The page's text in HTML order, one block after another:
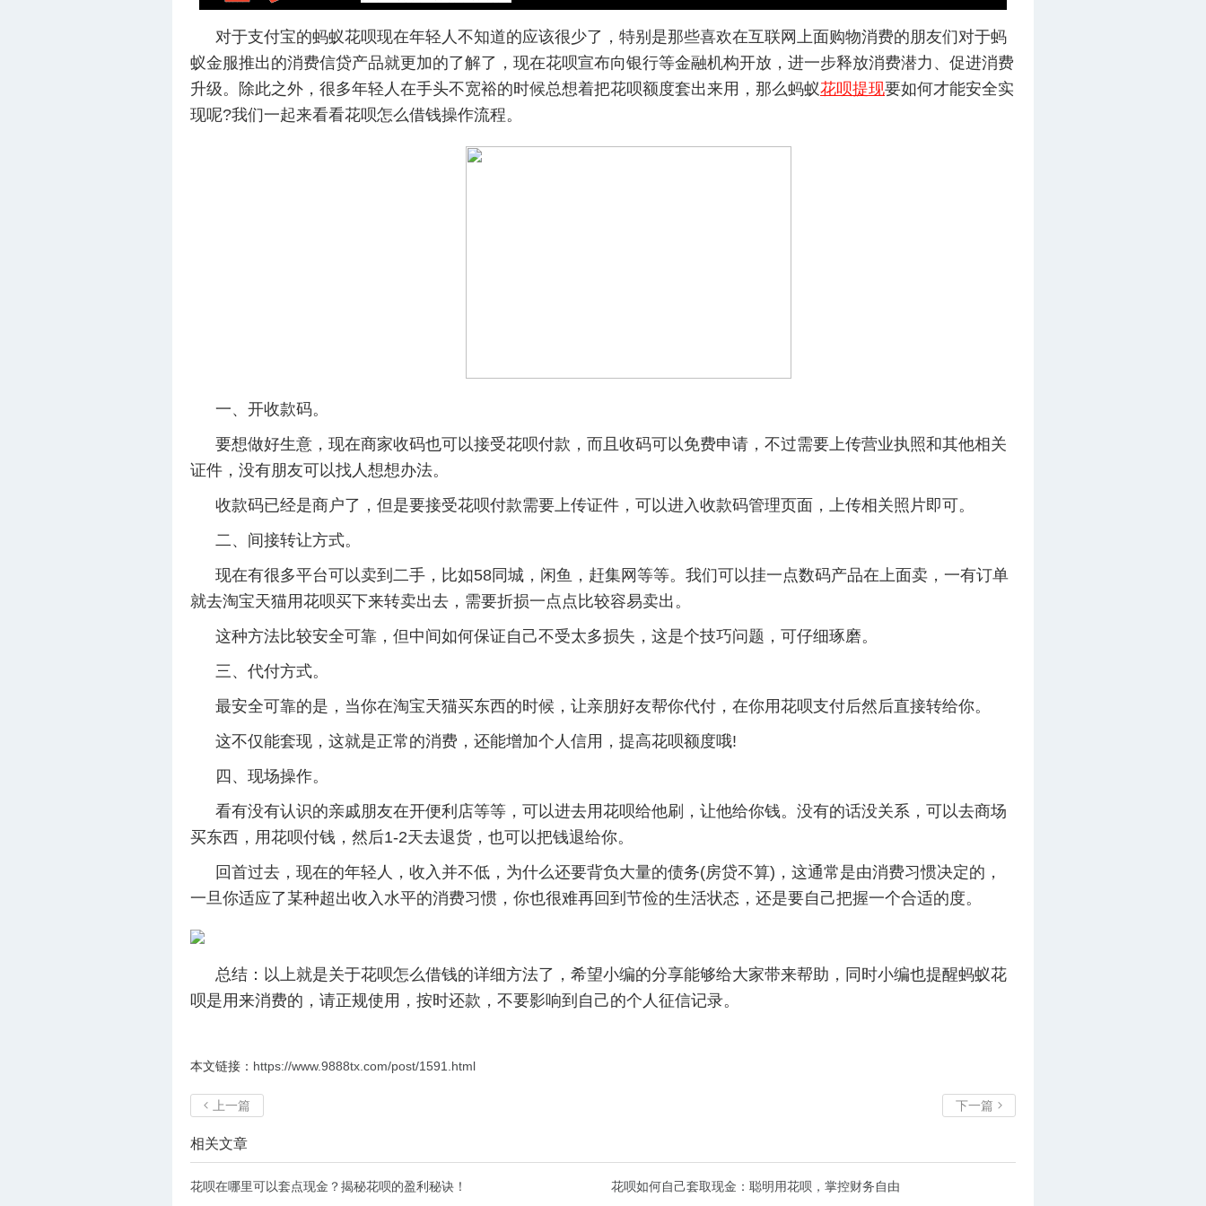
对于支付宝的蚂蚁花呗现在年轻人不知道的应该很少了，特别是那些喜欢在互联网上面购物消费的朋友们对于蚂
蚁金服推出的消费信贷产品就更加的了解了，现在花呗宣布向银行等金融机构开放，进一步释放消费潜力、促进消费
升级。除此之外，很多年轻人在手头不宽裕的时候总想着把花呗额度套出来用，那么蚂蚁花呗提现要如何才能安全实
现呢?我们一起来看看花呗怎么借钱操作流程。
一、开收款码。
要想做好生意，现在商家收码也可以接受花呗付款，而且收码可以免费申请，不过需要上传营业执照和其他相关
证件，没有朋友可以找人想想办法。
收款码已经是商户了，但是要接受花呗付款需要上传证件，可以进入收款码管理页面，上传相关照片即可。
二、间接转让方式。
现在有很多平台可以卖到二手，比如58同城，闲鱼，赶集网等等。我们可以挂一点数码产品在上面卖，一有订单
就去淘宝天猫用花呗买下来转卖出去，需要折损一点点比较容易卖出。
这种方法比较安全可靠，但中间如何保证自己不受太多损失，这是个技巧问题，可仔细琢磨。
三、代付方式。
最安全可靠的是，当你在淘宝天猫买东西的时候，让亲朋好友帮你代付，在你用花呗支付后然后直接转给你。
这不仅能套现，这就是正常的消费，还能增加个人信用，提高花呗额度哦!
四、现场操作。
看有没有认识的亲戚朋友在开便利店等等，可以进去用花呗给他刷，让他给你钱。没有的话没关系，可以去商场
买东西，用花呗付钱，然后1-2天去退货，也可以把钱退给你。
回首过去，现在的年轻人，收入并不低，为什么还要背负大量的债务(房贷不算)，这通常是由消费习惯决定的，
一旦你适应了某种超出收入水平的消费习惯，你也很难再回到节俭的生活状态，还是要自己把握一个合适的度。
总结：以上就是关于花呗怎么借钱的详细方法了，希望小编的分享能够给大家带来帮助，同时小编也提醒蚂蚁花
呗是用来消费的，请正规使用，按时还款，不要影响到自己的个人征信记录。
本文链接： https://www.9888tx.com/post/1591.html
 上一篇 下一篇 
相关文章
花呗在哪里可以套点现金？揭秘花呗的盈利秘诀！ 花呗如何自己套取现金：聪明用花呗，掌控财务自由